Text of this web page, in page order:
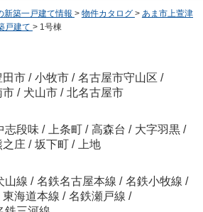
新築一戸建て情報 > 物件カタログ > あま市上萱津
戸建て > 1号棟
田市 / 小牧市 / 名古屋市守山区 /
市 / 犬山市 / 北名古屋市
志段味 / 上条町 / 高森台 / 大字羽黒 /
之庄 / 坂下町 /
上地
山線 / 名鉄名古屋本線 / 名鉄小牧線 /
東海道本線 / 名鉄瀬戸線 /